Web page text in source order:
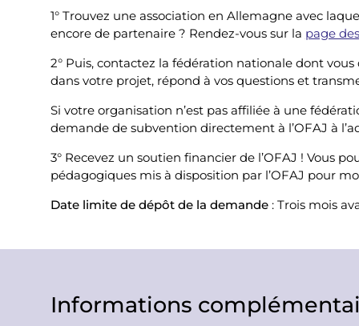
1° Trouvez une association en Allemagne avec
encore de partenaire ? Rendez-vous sur la page
2° Puis, contactez la fédération nationale dont
dans votre projet, répond à vos questions et
Si votre organisation n’est pas affiliée à une
demande de subvention directement à l’OFAJ à
3° Recevez un soutien financier de l’OFAJ ! Vous
pédagogiques mis à disposition par l’OFAJ pour
Date limite de dépôt de la demande: Trois mois
Informations